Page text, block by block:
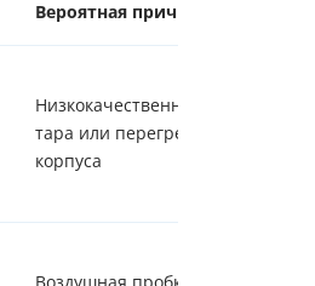
Вероятная причина
Низкокачественная
тара или перегрев
корпуса